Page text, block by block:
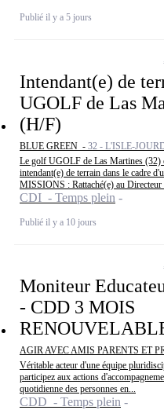
Publié il y a 5 jours
Intendant(e) de
UGOLF de Las
(H/F)
BLUE GREEN - 32 - L'ISLE-
Le golf UGOLF de Las Martines (32)
intendant(e) de terrain dans le cadre
MISSIONS : Rattaché(e) au Directeur
CDI - Temps plein
Publié il y a 10 jours
Moniteur
- CDD 3 MOIS
AGIR AVEC AMIS PARENTS ET
Véritable acteur d'une équipe
participez aux actions
quotidienne des personnes en...
CDD - Temps plein